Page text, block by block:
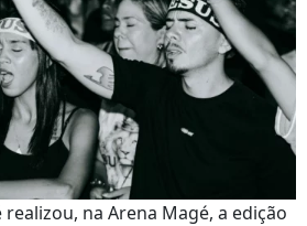
na Arena Magé, a edição